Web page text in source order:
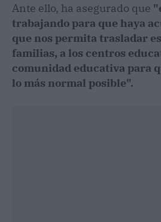
Ante ello, ha asegurado que
trabajando para que haya
que nos permita trasladar
familias, a los centros
comunidad educativa para
lo más normal posible".